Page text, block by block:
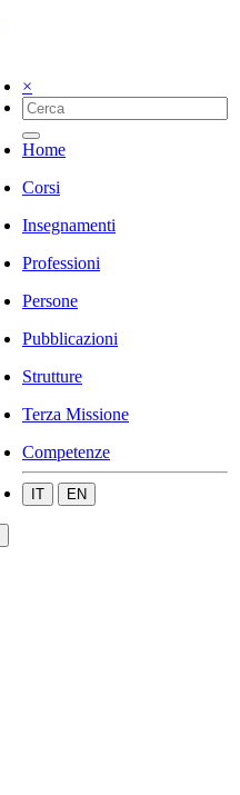
×
Home
Corsi
Insegnamenti
Professioni
Persone
Pubblicazioni
Strutture
Terza Missione
Competenze
IT EN